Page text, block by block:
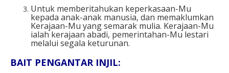
Untuk memberitahukan keperkasaan-Mu
kepada anak-anak manusia, dan memaklumkan
Kerajaan-Mu yang semarak mulia. Kerajaan-Mu
ialah kerajaan abadi, pemerintahan-Mu lestari
melalui segala keturunan.
BAIT PENGANTAR INJIL: